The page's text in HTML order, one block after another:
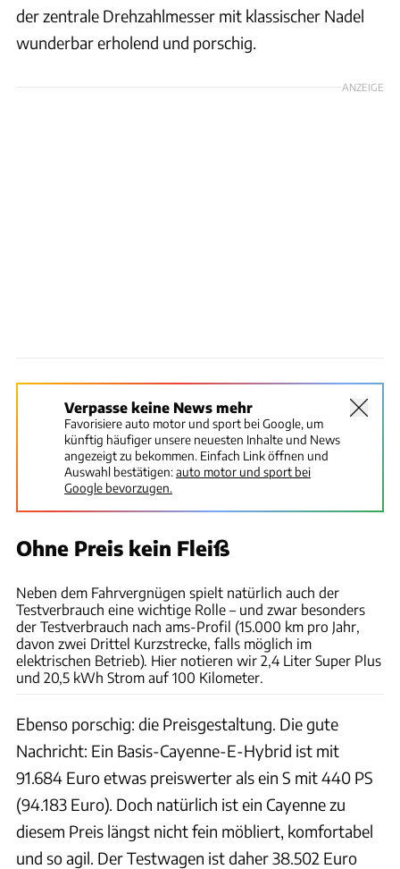
der zentrale Drehzahlmesser mit klassischer Nadel
wunderbar erholend und porschig.
ANZEIGE
Verpasse keine News mehr
Favorisiere auto motor und sport bei Google, um
künftig häufiger unsere neuesten Inhalte und News
angezeigt zu bekommen. Einfach Link öffnen und
Auswahl bestätigen:auto motor und sport bei
Google bevorzugen.
Ohne Preis kein Fleiß
Neben dem Fahrvergnügen spielt natürlich auch der
Testverbrauch eine wichtige Rolle – und zwar besonders
der Testverbrauch nach ams-Profil (15.000 km pro Jahr,
davon zwei Drittel Kurzstrecke, falls möglich im
elektrischen Betrieb). Hier notieren wir 2,4 Liter Super Plus
und 20,5 kWh Strom auf 100 Kilometer.
Ebenso porschig: die Preisgestaltung. Die gute
Nachricht: Ein Basis-Cayenne-E-Hybrid ist mit
91.684 Euro etwas preiswerter als ein S mit 440 PS
(94.183 Euro). Doch natürlich ist ein Cayenne zu
diesem Preis längst nicht fein möbliert, komfortabel
und so agil. Der Testwagen ist daher 38.502 Euro